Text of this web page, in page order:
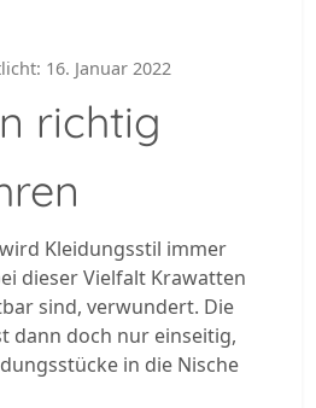
16. Januar 2022
richtig
Kleidungsstil immer
dieser Vielfalt Krawatten
sind, verwundert. Die
dann doch nur einseitig,
in die Nische